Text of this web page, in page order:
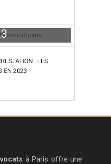
: LES
EN 2023
à Paris offre une